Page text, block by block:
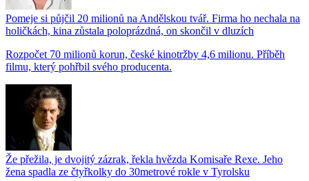
Pomeje si půjčil 20 milionů na Andělskou tvář. Firma ho nechala na
holičkách, kina zůstala poloprázdná, on skončil v dluzích
Rozpočet 70 milionů korun, české kinotržby 4,6 milionu. Příběh
filmu, který pohřbil svého producenta.
Že přežila, je dvojitý zázrak, řekla hvězda Komisaře Rexe. Jeho
žena spadla ze čtyřkolky do 30metrové rokle v Tyrolsku